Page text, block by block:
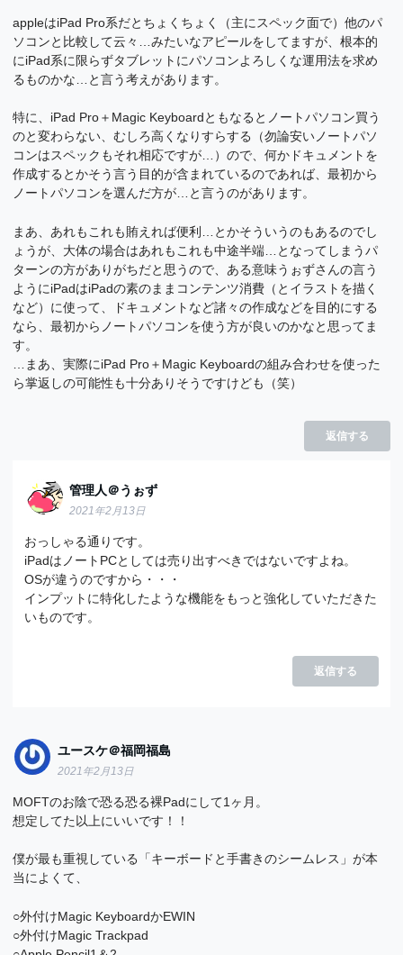
appleはiPad Pro系だとちょくちょく（主にスペック面で）他のパ
ソコンと比較して云々…みたいなアピールをしてますが、根本的
にiPad系に限らずタブレットにパソコンよろしくな運用法を求め
るものかな…と言う考えがあります。
特に、iPad Pro＋Magic Keyboardともなるとノートパソコン買う
のと変わらない、むしろ高くなりすらする（勿論安いノートパソ
コンはスペックもそれ相応ですが…）ので、何かドキュメントを
作成するとかそう言う目的が含まれているのであれば、最初から
ノートパソコンを選んだ方が…と言うのがあります。
まあ、あれもこれも賄えれば便利…とかそういうのもあるのでし
ょうが、大体の場合はあれもこれも中途半端…となってしまうパ
ターンの方がありがちだと思うので、ある意味うぉずさんの言う
ようにiPadはiPadの素のままコンテンツ消費（とイラストを描く
など）に使って、ドキュメントなど諸々の作成などを目的にする
なら、最初からノートパソコンを使う方が良いのかなと思ってま
す。
…まあ、実際にiPad Pro＋Magic Keyboardの組み合わせを使った
ら掌返しの可能性も十分ありそうですけども（笑）
返信する
管理人＠うぉず
2021年2月13日
おっしゃる通りです。
iPadはノートPCとしては売り出すべきではないですよね。
OSが違うのですから・・・
インプットに特化したような機能をもっと強化していただきた
いものです。
返信する
ユースケ＠福岡福島
2021年2月13日
MOFTのお陰で恐る恐る裸Padにして1ヶ月。
想定してた以上にいいです！！
僕が最も重視している「キーボードと手書きのシームレス」が本
当によくて、
○外付けMagic KeyboardかEWIN
○外付けMagic Trackpad